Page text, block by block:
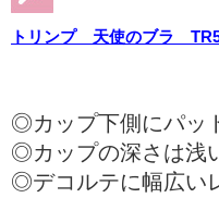
トリンプ 天使のブラ
◎カップ下側にパッ
◎カップの深さは浅
◎デコルテに幅広い